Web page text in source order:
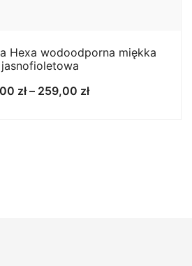
Hexa wodoodporna miękka
zł – 259,00 złZakres